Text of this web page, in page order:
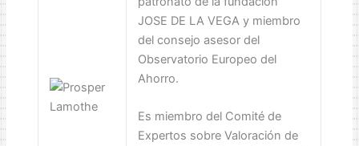
JOSE DE LA VEGA y miembro
del consejo asesor del
Observatorio Europeo del
Ahorro.
Es miembro del Comité de
Expertos sobre Valoración de